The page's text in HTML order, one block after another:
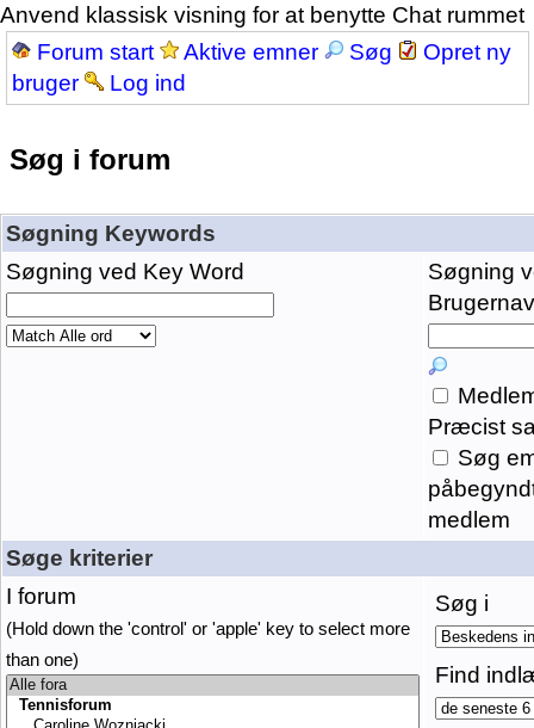
Anvend klassisk visning for at benytte Chat rummet
Forum start
Aktive emner Søg
Opret ny
bruger
Log ind
Søg i forum
Søgning Keywords
Søgning ved Key Word
Søgning
Præcist
Søg
medlem
Søge kriterier
I forum
(Hold down the 'control' or 'apple' key to select more
than one)
Søg i
Find